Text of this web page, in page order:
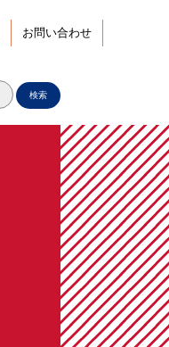
お問い合わせ
検索